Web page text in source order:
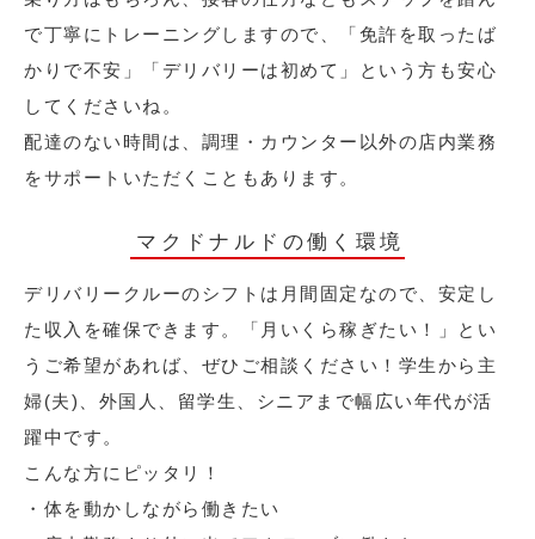
で丁寧にトレーニングしますので、「免許を取ったば
かりで不安」「デリバリーは初めて」という方も安心
してくださいね。
配達のない時間は、調理・カウンター以外の店内業務
をサポートいただくこともあります。
マクドナルドの働く環境
デリバリークルーのシフトは月間固定なので、安定し
た収入を確保できます。「月いくら稼ぎたい！」とい
うご希望があれば、ぜひご相談ください！学生から主
婦(夫)、外国人、留学生、シニアまで幅広い年代が活
躍中です。
こんな方にピッタリ！
・体を動かしながら働きたい